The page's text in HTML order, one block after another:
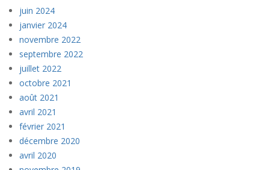
juin 2024
janvier 2024
novembre 2022
septembre 2022
juillet 2022
octobre 2021
août 2021
avril 2021
février 2021
décembre 2020
avril 2020